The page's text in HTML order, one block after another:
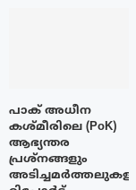
പാക് അധീന
കശ്മീരിലെ (PoK)
ആഭ്യന്തര
പ്രശ്നങ്ങളും
അടിച്ചമർത്തലുകളും